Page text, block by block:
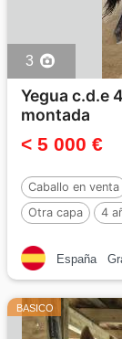
3
Yegua c.d.e
montada
< 5 000 €
Caballo en venta
Otra capa
4
España
BASICO